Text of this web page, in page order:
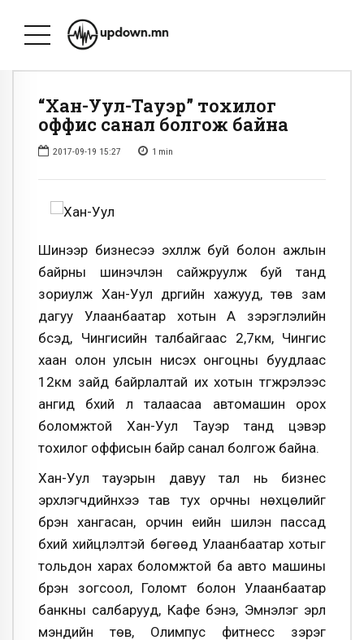
“Хан-Уул-Тауэр” тохилог
оффис санал болгож байна
2017-09-19 15:27 1 min
Шинээр бизнесээ эхлүүлж буй болон ажлын
байрны шинэчлэн сайжруулж буй танд
зориулж Хан-Уул дүүргийн хажууд, төв зам
дагуу Улаанбаатар хотын А зэрэглэлийн
бүсэд, Чингисийн талбайгаас 2,7км, Чингис
хаан олон улсын нисэх онгоцны буудлаас
12км зайд байрлалтай их хотын түгжрэлээс
ангид бүхий л талаасаа автомашин орох
боломжтой Хан-Уул Тауэр танд цэвэр
тохилог оффисын байр санал болгож байна.
Хан-Уул тауэрын давуу тал нь бизнес
эрхлэгчдийнхээ тав тух орчны нөхцөлийг
бүрэн хангасан, орчин үеийн шилэн пассад
бүхий хийцлэлтэй бөгөөд Улаанбаатар хотыг
тольдон харах боломжтой ба авто машины
бүрэн зогсоол, Голомт болон Улаанбаатар
банкны салбарууд, Кафе бэнэ, Эмнэлэг эрүүл
мэндийн төв, Олимпус фитнесс зэрэг